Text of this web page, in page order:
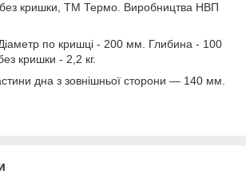
без кришки, ТМ Термо. Виробництва НВП
по кришці - 200 мм. Глибина - 100
кришки - 2,2 кг.
дна з зовнішньої сторони ― 140 мм.